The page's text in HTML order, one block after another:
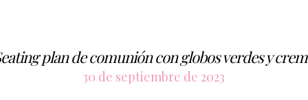
plan de comunión con globos verdes y
30 de septiembre de 2023